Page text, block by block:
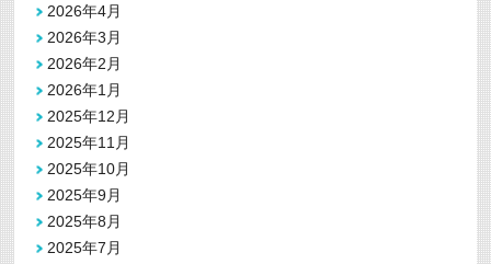
2026年4月
2026年3月
2026年2月
2026年1月
2025年12月
2025年11月
2025年10月
2025年9月
2025年8月
2025年7月